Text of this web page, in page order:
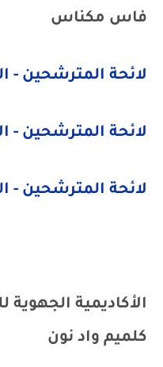
فاس مكناس
لائحة المترشحين -
لائحة المترشحين -
لائحة المترشحين -
الأكاديمية الجهوية
كلميم واد نون